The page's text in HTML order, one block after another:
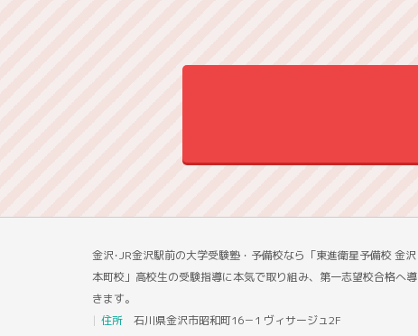
金沢･JR金沢駅前の大学受験塾・予備校なら「東進衛星予備校 金沢
本町校」高校生の受験指導に本気で取り組み、第一志望校合格へ導
きます。
住所 石川県金沢市昭和町16－1 ヴィサージュ2F